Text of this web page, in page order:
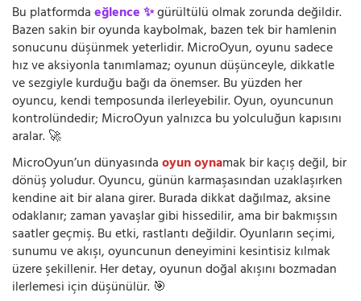
Bu platformdaeğlence ✨gürültülü olmak zorunda değildir.
Bazen sakin bir oyunda kaybolmak, bazen tek bir hamlenin
sonucunu düşünmek yeterlidir. MicroOyun, oyunu sadece
hız ve aksiyonla tanımlamaz; oyunun düşünceyle, dikkatle
ve sezgiyle kurduğu bağı da önemser. Bu yüzden her
oyuncu, kendi temposunda ilerleyebilir. Oyun, oyuncunun
kontrolündedir; MicroOyun yalnızca bu yolculuğun kapısını
aralar. 🚀
MicroOyun’un dünyasındaoyun oynamak bir kaçış değil, bir
dönüş yoludur. Oyuncu, günün karmaşasından uzaklaşırken
kendine ait bir alana girer. Burada dikkat dağılmaz, aksine
odaklanır; zaman yavaşlar gibi hissedilir, ama bir bakmışsın
saatler geçmiş. Bu etki, rastlantı değildir. Oyunların seçimi,
sunumu ve akışı, oyuncunun deneyimini kesintisiz kılmak
üzere şekillenir. Her detay, oyunun doğal akışını bozmadan
ilerlemesi için düşünülür. 🎯